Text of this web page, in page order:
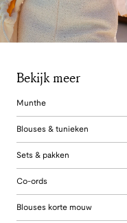
Bekijk meer
Munthe
Blouses & tunieken
Sets & pakken
Co-ords
Blouses korte mouw